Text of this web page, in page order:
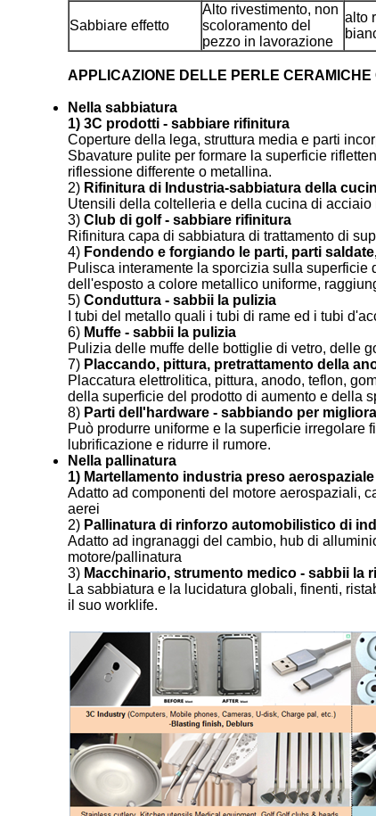
Sabbiare effetto
Alto rivestimento, non
scoloramento del
pezzo in lavorazione
alto
APPLICAZIONE DELLE PERLE
Nella sabbiatura
1) 3C prodotti - sabbiare rifinitura
Coperture della lega, struttura media e parti
Sbavature pulite per formare la superficie
riflessione differente o metallina.
2) Rifinitura di Industria-sabbiatura della
Utensili della coltelleria e della cucina di
3) Club di golf - sabbiare rifinitura
Rifinitura capa di sabbiatura di trattamento di
4) Fondendo e forgiando le parti, parti
Pulisca interamente la sporcizia sulla
dell'esposto a colore metallico uniforme,
5) Conduttura - sabbii la pulizia
I tubi del metallo quali i tubi di rame ed i tubi
6) Muffe - sabbii la pulizia
Pulizia delle muffe delle bottiglie di vetro, delle
7) Placcando, pittura, pretrattamento della
Placcatura elettrolitica, pittura, anodo, teflon,
della superficie del prodotto di aumento e della
8) Parti dell'hardware - sabbiando per
Può produrre uniforme e la superficie
lubrificazione e ridurre il rumore.
Nella pallinatura
1) Martellamento industria preso aerospaziale
Adatto ad componenti del motore aerospaziali,
aerei
2) Pallinatura di rinforzo automobilistico di
Adatto ad ingranaggi del cambio, hub di
motore/pallinatura
3) Macchinario, strumento medico - sabbii la
La sabbiatura e la lucidatura globali, finenti,
il suo worklife.